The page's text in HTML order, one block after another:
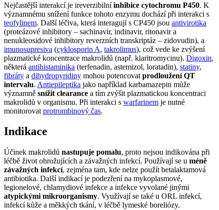
Nejčastější interakcí je ireverzibilníinhibice cytochromu P450. K
významnému snížení funkce tohoto enzymu dochází při interakci s
teofylinem. Další léčiva, která interagují s CP450 jsou antivirotika
(proteázové inhibitory – sachinavir, indinavir, ritonavir a
nenukleosidové inhibitory reverzních transkriptáz – zidovudin), a
imunosupresiva (cyklosporin A, takrolimus), což vede ke zvýšení
plazmatické koncentrace makrolidů (např. klaritromycinu). Digoxin,
některá antihistaminika (terfenadin, astemizol, loratadin), statiny,
fibráty a dihydropyridiny mohou potencovat prodloužení QT
intervalu. Antiepileptika jako například karbamazepin může
významně snížit clearance a tím zvýšit plazmatickou koncentraci
makrolidů v organismu. Při interakci s warfarinem je nutné
monitorovat protrombinový čas.
Indikace
Účinek makrolidů nastupuje pomalu, proto nejsou indikována při
léčbě život ohrožujících a závažných infekcí. Používají se u méně
závažných infekcí, zejména tam, kde nelze použít betalaktamová
antibiotika. Další indikací je podezření na mykoplasmové,
legionelové, chlamydiové infekce a infekce vyvolané jinými
atypickými mikroorganismy. Využívají se také u ORL infekcí,
infekcí kůže a měkkých tkání, v léčbě lymeské boreliózy.